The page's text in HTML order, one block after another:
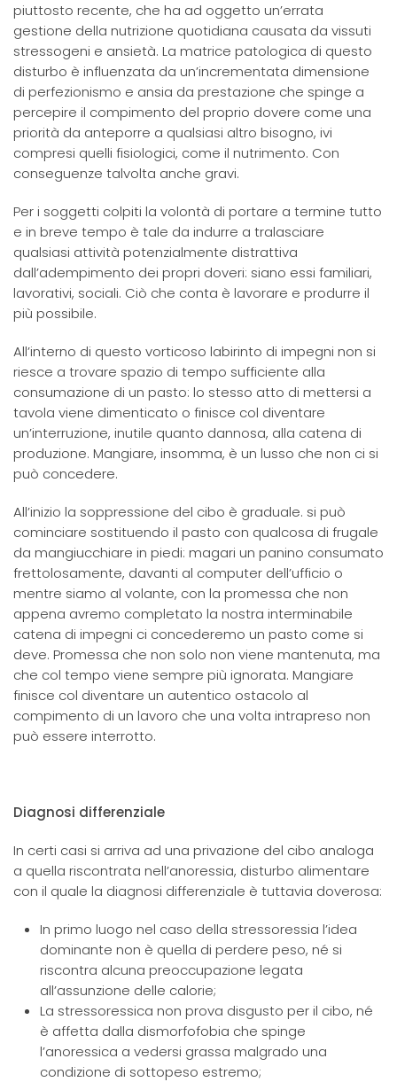
piuttosto recente, che ha ad oggetto un’errata
gestione della nutrizione quotidiana causata da vissuti
stressogeni e ansietà. La matrice patologica di questo
disturbo è influenzata da un’incrementata dimensione
di perfezionismo e ansia da prestazione che spinge a
percepire il compimento del proprio dovere come una
priorità da anteporre a qualsiasi altro bisogno, ivi
compresi quelli fisiologici, come il nutrimento. Con
conseguenze talvolta anche gravi.
Per i soggetti colpiti la volontà di portare a termine tutto
e in breve tempo è tale da indurre a tralasciare
qualsiasi attività potenzialmente distrattiva
dall’adempimento dei propri doveri: siano essi familiari,
lavorativi, sociali. Ciò che conta è lavorare e produrre il
più possibile.
All’interno di questo vorticoso labirinto di impegni non si
riesce a trovare spazio di tempo sufficiente alla
consumazione di un pasto: lo stesso atto di mettersi a
tavola viene dimenticato o finisce col diventare
un’interruzione, inutile quanto dannosa, alla catena di
produzione. Mangiare, insomma, è un lusso che non ci si
può concedere.
All’inizio la soppressione del cibo è graduale. si può
cominciare sostituendo il pasto con qualcosa di frugale
da mangiucchiare in piedi: magari un panino consumato
frettolosamente, davanti al computer dell’ufficio o
mentre siamo al volante, con la promessa che non
appena avremo completato la nostra interminabile
catena di impegni ci concederemo un pasto come si
deve. Promessa che non solo non viene mantenuta, ma
che col tempo viene sempre più ignorata. Mangiare
finisce col diventare un autentico ostacolo al
compimento di un lavoro che una volta intrapreso non
può essere interrotto.
Diagnosi differenziale
In certi casi si arriva ad una privazione del cibo analoga
a quella riscontrata nell’anoressia, disturbo alimentare
con il quale la diagnosi differenziale è tuttavia doverosa:
In primo luogo nel caso della stressoressia l’idea
dominante non è quella di perdere peso, né si
riscontra alcuna preoccupazione legata
all’assunzione delle calorie;
La stressoressica non prova disgusto per il cibo, né
è affetta dalla dismorfofobia che spinge
l’anoressica a vedersi grassa malgrado una
condizione di sottopeso estremo;